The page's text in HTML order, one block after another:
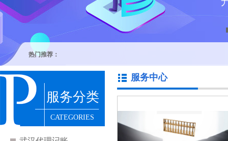
热门推荐：
服务分类
CATEGORIES
服务中心